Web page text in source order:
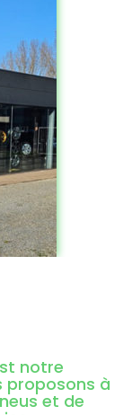
notre
proposons à
et de